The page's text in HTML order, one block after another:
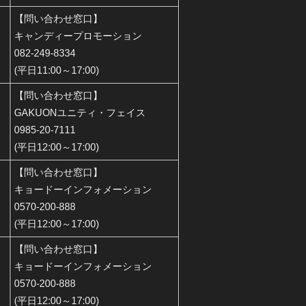
【問い合わせ窓口】
キャンディープロモーション
082-249-8334
(平日11:00～17:00)
【問い合わせ窓口】
GAKUONユニティ・フェイス
0985-20-7111
(平日12:00～17:00)
【問い合わせ窓口】
キョードーインフォメーション
0570-200-888
(平日12:00～17:00)
【問い合わせ窓口】
キョードーインフォメーション
0570-200-888
(平日12:00～17:00)